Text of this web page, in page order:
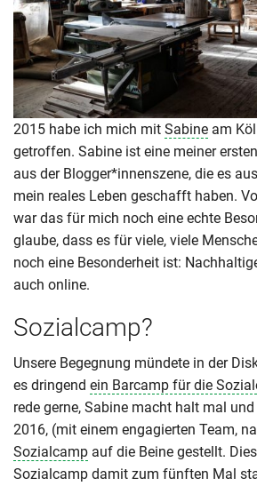
2015 habe ich mich mit Sabine am
getroffen. Sabine ist eine meiner
aus der Blogger*innenszene, die es
mein reales Leben geschafft haben.
war das für mich noch eine echte
glaube, dass es für viele, viele
noch eine Besonderheit ist:
auch online.
Sozialcamp?
Unsere Begegnung mündete in der
es dringend ein Barcamp für die
rede gerne, Sabine macht halt mal
2016, (mit einem engagierten Team,
Sozialcamp auf die Beine gestellt.
Sozialcamp damit zum fünften Mal